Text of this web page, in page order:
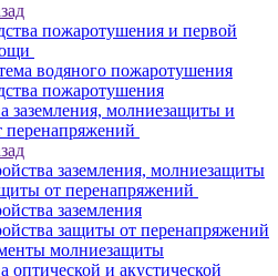
пожаротушения и первой
водяного пожаротушения
пожаротушения
заземления, молниезащиты и
перенапряжений
заземления, молниезащиты
от перенапряжений
заземления
защиты от перенапряжений
молниезащиты
оптической и акустической